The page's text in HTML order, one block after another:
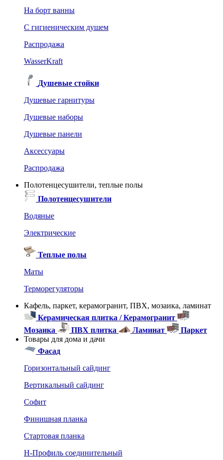
На борт ванны
C гигиеническим душем
Распродажа
WasserKraft
Душевые стойки
Душевые гарнитуры
Душевые наборы
Душевые панели
Аксессуары
Распродажа
Полотенцесушители, теплые полы
Полотенцесушители
Водяные
Электрические
Теплые полы
Маты
Терморегуляторы
Кафель, паркет, керамогранит, ПВХ, мозаика, ламинат
Керамическая плитка / Керамогранит
Мозаика
ПВХ плитка Ламинат
Паркет
Товары для дома и дачи
Фасад
Горизонтальный сайдинг
Вертикальный сайдинг
Софит
Финишная планка
Стартовая планка
Н-Профиль соединительный